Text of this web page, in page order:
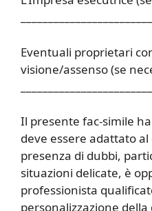
Eventuali proprietari
visione/assenso (se
Il presente fac-simile
deve essere adattato
presenza di dubbi,
situazioni delicate, è
professionista
personalizzazione